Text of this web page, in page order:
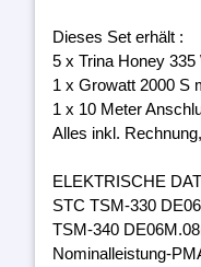
Dieses Set erhält :
5 x Trina Honey 335
1 x Growatt 2000 S
1 x 10 Meter
Alles inkl.
ELEKTRISCHE
STC TSM-330
TSM-340
Nominalleistung-